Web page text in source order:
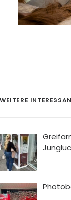
WEITERE